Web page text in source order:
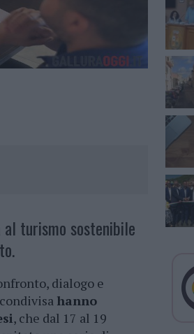
al turismo sostenibile
dialogo e
hanno
, che dal 17 al 19